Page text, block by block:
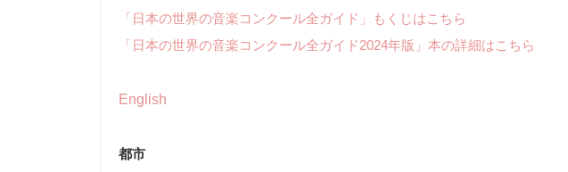
「日本の世界の音楽コンクール全ガイド」もくじはこちら
「日本の世界の音楽コンクール全ガイド2024年版」本の詳細はこちら
English
都市